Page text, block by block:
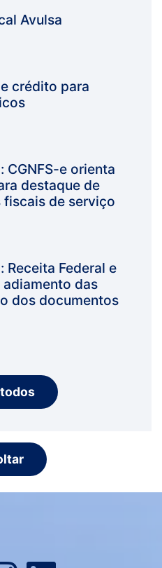
Avulsa
crédito para
CGNFS-e orienta
destaque de
fiscais de serviço
Receita Federal e
adiamento das
dos documentos